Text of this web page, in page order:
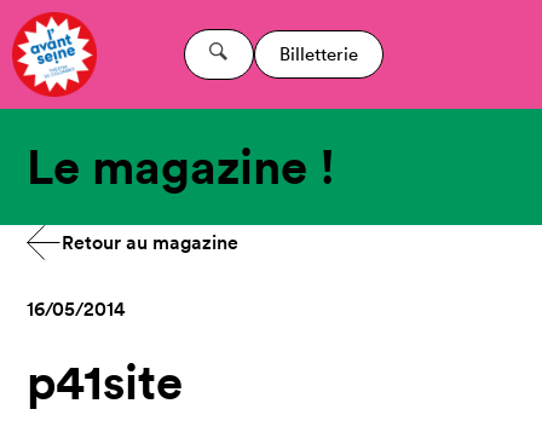
Billetterie
Le magazine !
Retour au magazine
16/05/2014
p41site